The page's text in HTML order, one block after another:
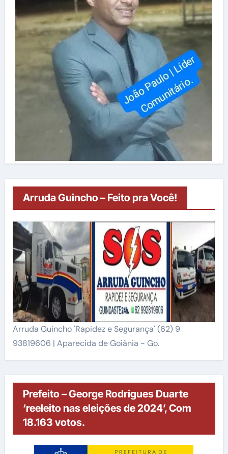
Arruda Guincho – Feito pra Você!
Arruda Guincho 'Rapidez e Segurança' (62) 9
93819606 | Aparecida de Goiânia - Go.
Prefeito – George Rodrigues Duarte
‘reeleito nas eleições de 2024’, Com
18.163 votos.